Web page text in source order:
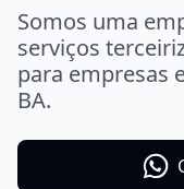
Somos uma
serviços
para empresas
BA.